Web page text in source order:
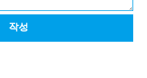
작성